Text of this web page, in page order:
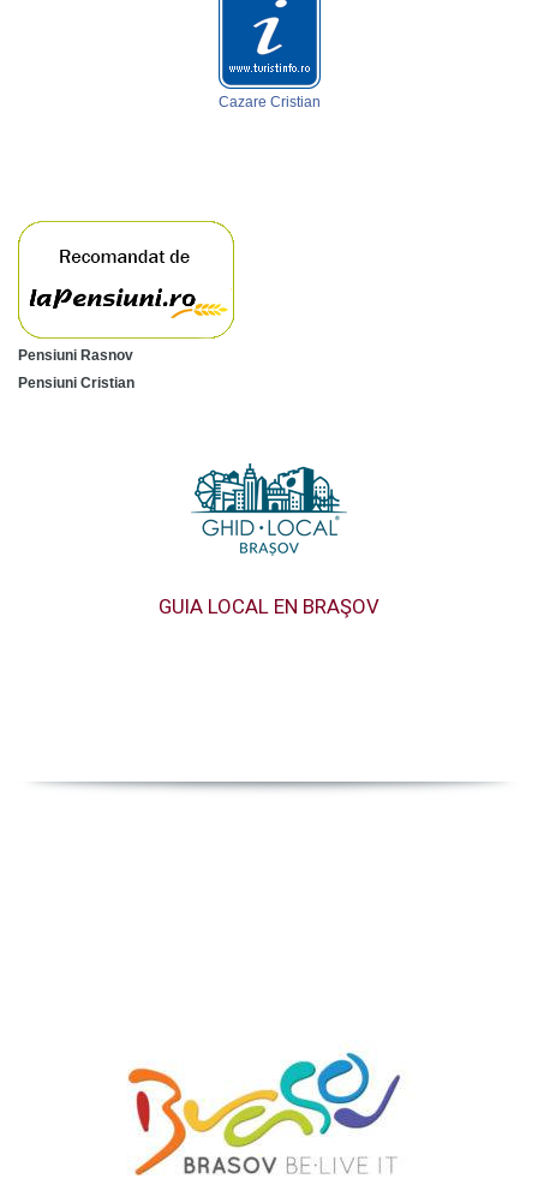
Cazare Cristian
Pensiuni Rasnov
Pensiuni Cristian
GUIA LOCAL EN BRAŞOV